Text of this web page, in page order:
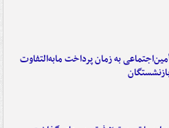
به زمان پرداخت مابه‌التفاوت